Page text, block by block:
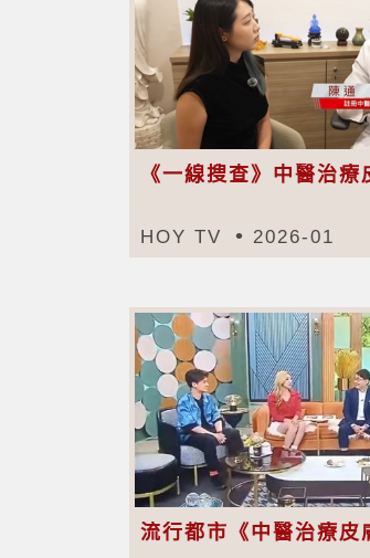
《一線搜查》中醫治療
HOY TV 2026-01
流行都市《中醫治療皮